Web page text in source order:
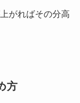
がればその分高
方